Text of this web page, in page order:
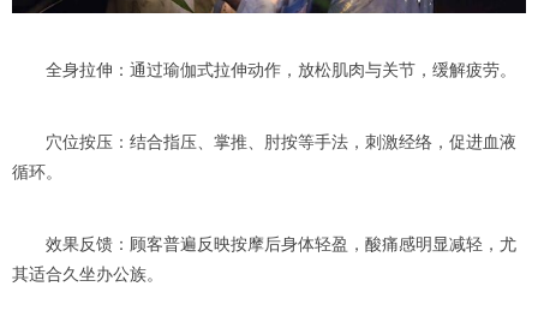
全身拉伸：通过瑜伽式拉伸动作，放松肌肉与关节，缓解疲劳。
穴位按压：结合指压、掌推、肘按等手法，刺激经络，促进血液
循环。
效果反馈：顾客普遍反映按摩后身体轻盈，酸痛感明显减轻，尤
其适合久坐办公族。